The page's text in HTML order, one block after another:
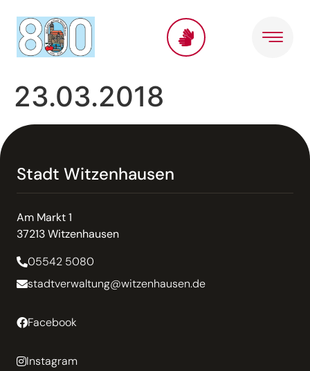
springen
23.03.2018
Stadt Witzenhausen
Am Markt 1
37213 Witzenhausen
05542 5080
stadtverwaltung@witzenhausen.de
Facebook
Instagram